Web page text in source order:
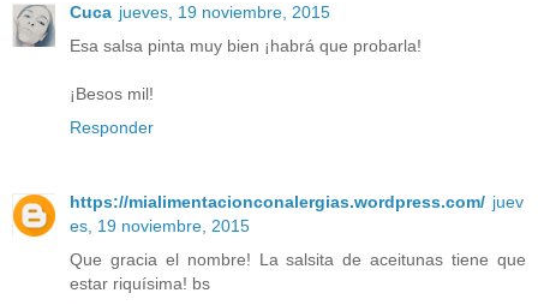
Cuca jueves, 19 noviembre, 2015
Esa salsa pinta muy bien ¡habrá que probarla!
¡Besos mil!
Responder
https://mialimentacionconalergias.wordpress.com/ juev
es, 19 noviembre, 2015
Que gracia el nombre! La salsita de aceitunas tiene que
estar riquísima! bs